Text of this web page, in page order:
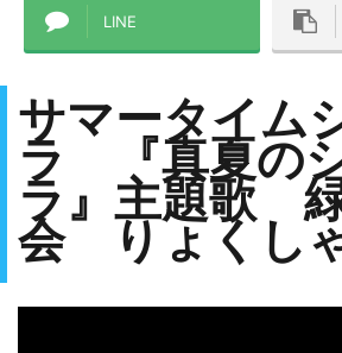
LINE
サマータイム
ラ 『真夏の
ラ』主題歌
会 りょくし